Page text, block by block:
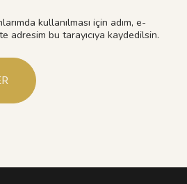
kullanılması için adım, e-
adresim bu tarayıcıya kaydedilsin.